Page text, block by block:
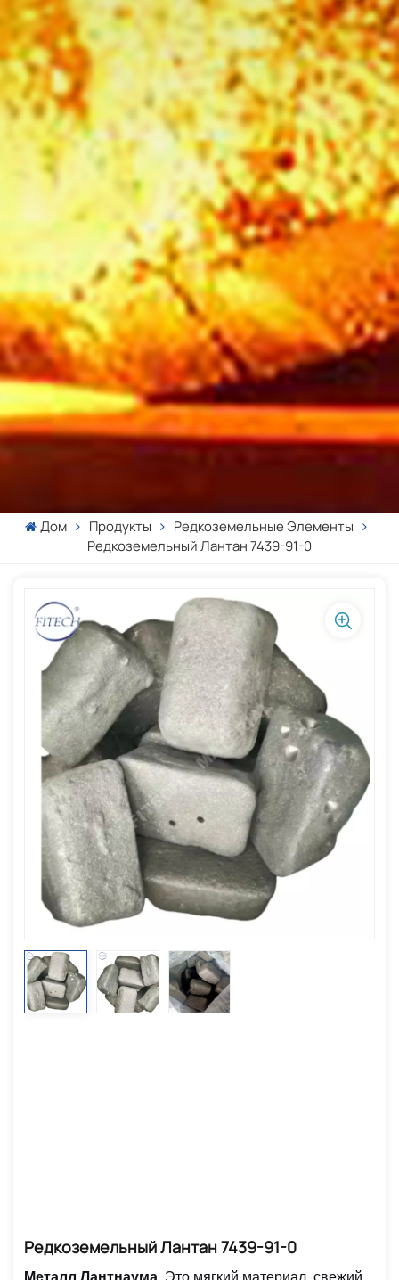
Дом Продукты
Редкоземельные Элементы
Редкоземельный Лантан 7439-91-0
Редкоземельный Лантан 7439-91-0
Металл Лантнаума Это мягкий материал, свежий